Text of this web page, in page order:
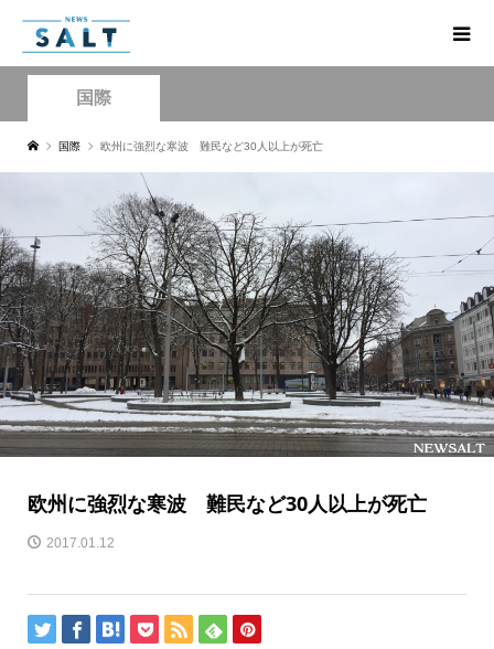
国際
国際 欧州に強烈な寒波 難民など30人以上が死亡
欧州に強烈な寒波 難民など30人以上が死亡
2017.01.12